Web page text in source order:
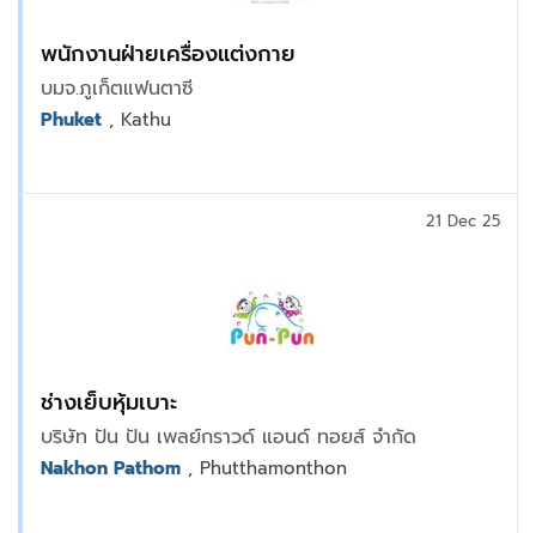
พนักงานฝ่ายเครื่องแต่งกาย
บมจ.ภูเก็ตแฟนตาซี
Phuket , Kathu
ช่างเย็บหุ้มเบาะ
บริษัท ปัน ปัน เพลย์กราวด์ แอนด์ ทอยส์ จำกัด
21 Dec 25
Nakhon Pathom , Phutthamonthon